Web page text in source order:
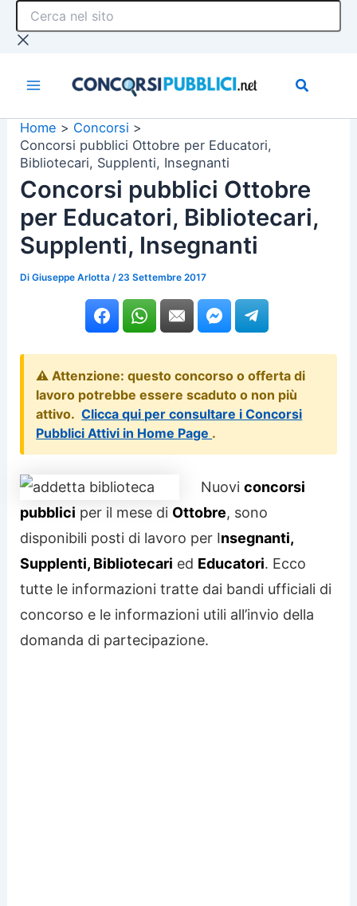
Cerca
sito
Home
Concorsi
Concorsi pubblici Ottobre per Educatori,
Bibliotecari, Supplenti, Insegnanti
Concorsi pubblici Ottobre
per Educatori, Bibliotecari,
Supplenti, Insegnanti
DiGiuseppe Arlotta /23 Settembre 2017
⚠️ Attenzione: questo concorso o offerta di
lavoro potrebbe essere scaduto o non più
attivo. Clicca qui per consultare i Concorsi
Pubblici Attivi in Home Page .
Nuoviconcorsi
pubblici per il mese di Ottobre, sono
disponibili posti di lavoro per Insegnanti,
Supplenti, Bibliotecari ed Educatori. Ecco
tutte le informazioni tratte dai bandi ufficiali di
concorso e le informazioni utili all’invio della
domanda di partecipazione.